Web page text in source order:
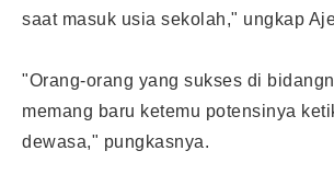
saat masuk usia sekolah," ungkap
"Orang-orang yang sukses di
memang baru ketemu potensinya
dewasa," pungkasnya.